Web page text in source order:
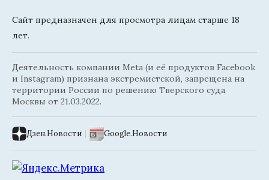
Сайт предназначен для просмотра лицам старше 18
лет.
Деятельность компании Meta (и её продуктов Facebook
и Instagram) признана экстремистской, запрещена на
территории России по решению Тверского суда
Москвы от 21.03.2022.
Дзен.Новости | Google.Новости